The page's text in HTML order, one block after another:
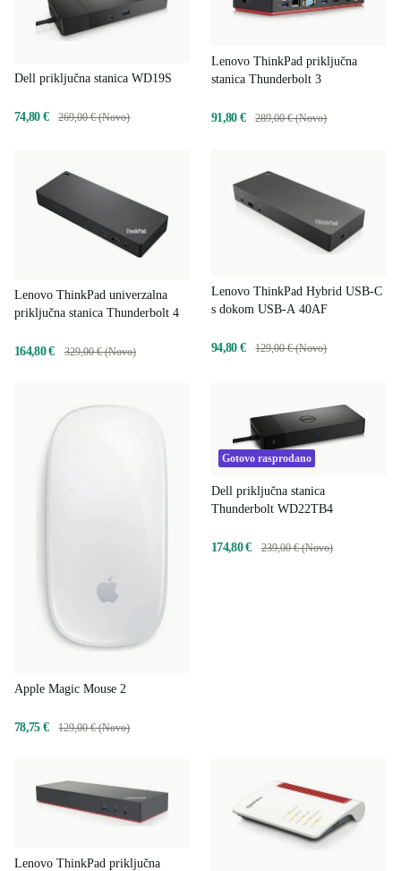
Dell priključna stanica WD19S
74,80 € 269,00 € (Novo)
Lenovo ThinkPad priključna
stanica Thunderbolt 3
91,80 € 289,00 € (Novo)
Lenovo ThinkPad univerzalna
priključna stanica Thunderbolt 4
164,80 € 329,00 € (Novo)
Lenovo ThinkPad Hybrid USB-C
s dokom USB-A 40AF
94,80 € 129,00 € (Novo)
Apple Magic Mouse 2
78,75 € 129,00 € (Novo)
Gotovo rasprodano
Dell priključna stanica
Thunderbolt WD22TB4
174,80 € 239,00 € (Novo)
Lenovo ThinkPad priključna